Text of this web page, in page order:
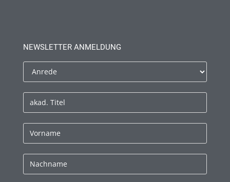
NEWSLETTER ANMELDUNG